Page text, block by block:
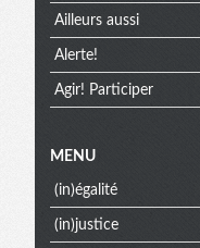
Ailleurs aussi
Alerte!
Agir! Participer
MENU
(in)égalité
(in)justice